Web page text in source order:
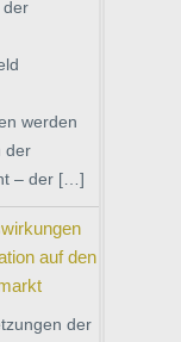
der
werden
der
– der […]
auf den
der